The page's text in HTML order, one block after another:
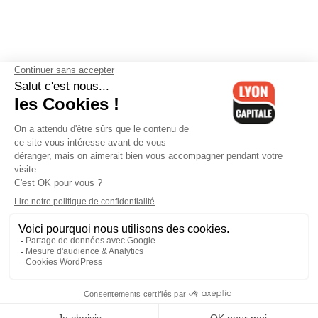
Contactez-nous-Mentions légales-CGV-Politique de
confidentialité-Gestion des cookies
Cedex 06